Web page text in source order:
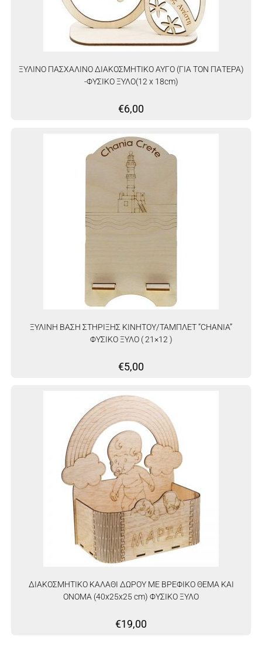
ΞΥΛΙΝΟ ΠΑΣΧΑΛΙΝΟ ΔΙΑΚΟΣΜΗΤΙΚΟ ΑΥΓΟ (ΓΙΑ ΤΟΝ ΠΑΤΕΡΑ)
-ΦΥΣΙΚΟ ΞΥΛΟ(12 x 18cm)
€6,00
ΞΥΛΙΝΗ ΒΑΣΗ ΣΤΗΡΙΞΗΣ ΚΙΝΗΤΟΥ/ΤΑΜΠΛΕΤ “CHANIA”
ΦΥΣΙΚΟ ΞΥΛΟ ( 21×12 )
€5,00
ΔΙΑΚΟΣΜΗΤΙΚΟ ΚΑΛΑΘΙ ΔΩΡΟΥ ΜΕ ΒΡΕΦΙΚΟ ΘΕΜΑ ΚΑΙ
ΟΝΟΜΑ (40x25x25 cm) ΦΥΣΙΚΟ ΞΥΛΟ
€19,00